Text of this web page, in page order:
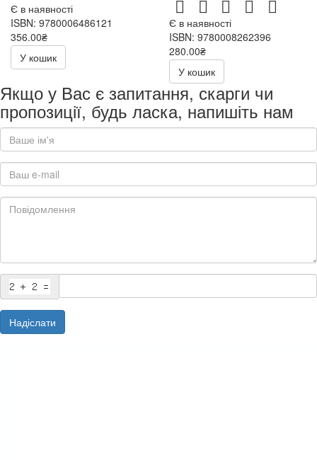
Є в наявності
ISBN: 9780006486121
356.00₴
У кошик
Є в наявності
ISBN: 9780008262396
280.00₴
400.00₴
У кошик
Якщо у Вас є запитання, скарги чи
пропозиції, будь ласка, напишіть нам
Надіслати